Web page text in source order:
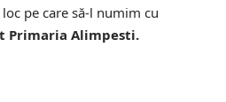
pe care să-l numim cu
Primaria Alimpesti.